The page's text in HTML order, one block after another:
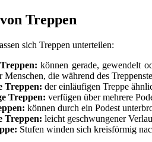
Treppen
sich Treppen unterteilen:
können gerade, gewendelt
Menschen, die während des
Treppen: der einläufigen Treppe
Treppen: verfügen über mehrere
können durch ein Podest
Treppen: leicht geschwungener
Stufen winden sich kreisförmig